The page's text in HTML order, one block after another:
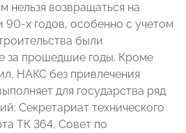
нельзя возвращаться на
90-х годов, особенно с учетом
были
за прошедшие годы. Кроме
НАКС без привлечения
для государства ряд
Секретариат технического
ТК 364, Совет по